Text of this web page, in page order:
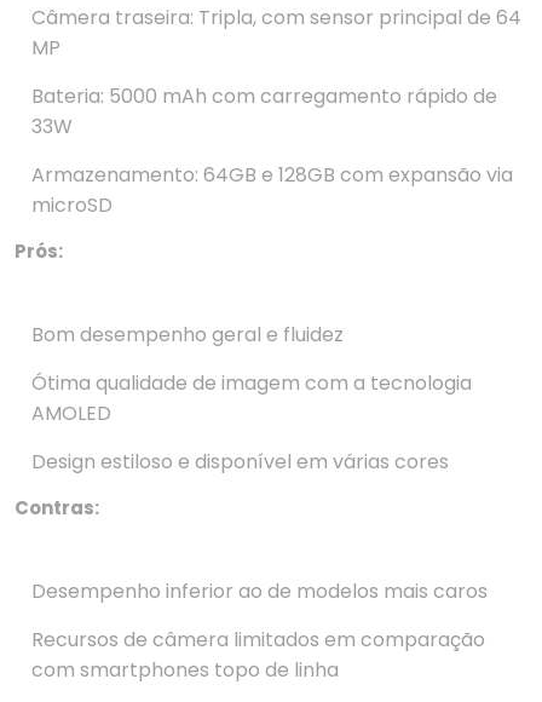
Câmera traseira: Tripla, com sensor principal de 64
MP
Bateria: 5000 mAh com carregamento rápido de
33W
Armazenamento: 64GB e 128GB com expansão via
microSD
Prós:
Bom desempenho geral e fluidez
Ótima qualidade de imagem com a tecnologia
AMOLED
Design estiloso e disponível em várias cores
Contras:
Desempenho inferior ao de modelos mais caros
Recursos de câmera limitados em comparação
com smartphones topo de linha